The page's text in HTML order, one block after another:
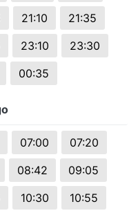
21:10
21:35
23:10
23:30
00:35
07:00
07:20
08:42
09:05
10:30
10:55